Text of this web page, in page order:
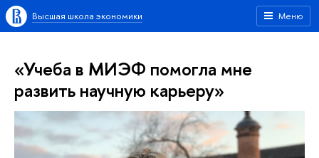
Меню
Высшая школа экономики
«Учеба в МИЭФ помогла мне
развить научную карьеру»